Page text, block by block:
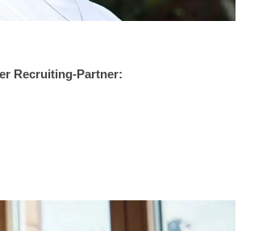
Recruiting-Partner: